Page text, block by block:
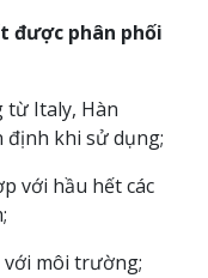
được phân phối
Italy, Hàn
định khi sử dụng;
với hầu hết các
môi trường;